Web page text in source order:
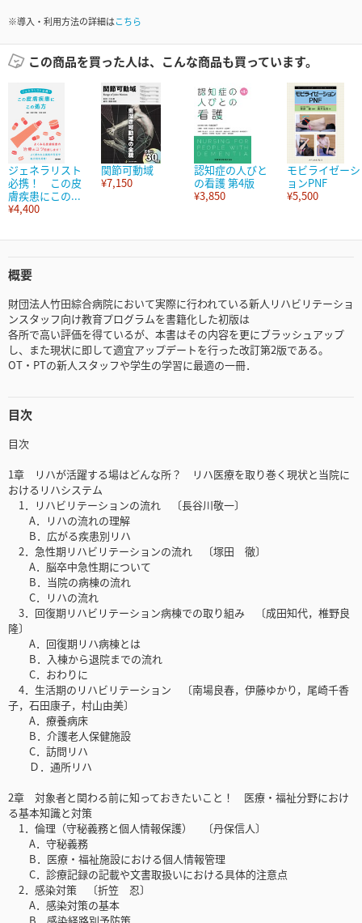
※導入・利用方法の詳細はこちら
この商品を買った人は、こんな商品も買っています。
ジェネラリスト
必携！ この皮
膚疾患にこの...
¥4,400
関節可動域
¥7,150
認知症の人びと
の看護 第4版
¥3,850
モビライゼーシ
ョンPNF
¥5,500
概要
財団法人竹田綜合病院において実際に行われている新人リハビリテーショ
ンスタッフ向け教育プログラムを書籍化した初版は
各所で高い評価を得ているが、本書はその内容を更にブラッシュアップ
し、また現状に即して適宜アップデートを行った改訂第2版である。
OT・PTの新人スタッフや学生の学習に最適の一冊．
目次
目次
1章 リハが活躍する場はどんな所？ リハ医療を取り巻く現状と当院に
おけるリハシステム
1．リハビリテーションの流れ 〔長谷川敬一〕
A．リハの流れの理解
B．広がる疾患別リハ
2．急性期リハビリテーションの流れ 〔塚田 徹〕
A．脳卒中急性期について
B．当院の病棟の流れ
C．リハの流れ
3．回復期リハビリテーション病棟での取り組み 〔成田知代，椎野良
隆〕
A．回復期リハ病棟とは
B．入棟から退院までの流れ
C．おわりに
4．生活期のリハビリテーション 〔南場良春，伊藤ゆかり，尾崎千香
子，石田康子，村山由美〕
A．療養病床
B．介護老人保健施設
C．訪問リハ
Ｄ．通所リハ
2章 対象者と関わる前に知っておきたいこと！ 医療・福祉分野におけ
る基本知識と対策
1．倫理（守秘義務と個人情報保護） 〔丹保信人〕
A．守秘義務
B．医療・福祉施設における個人情報管理
C．診療記録の記載や文書取扱いにおける具体的注意点
2．感染対策 〔折笠 忍〕
A．感染対策の基本